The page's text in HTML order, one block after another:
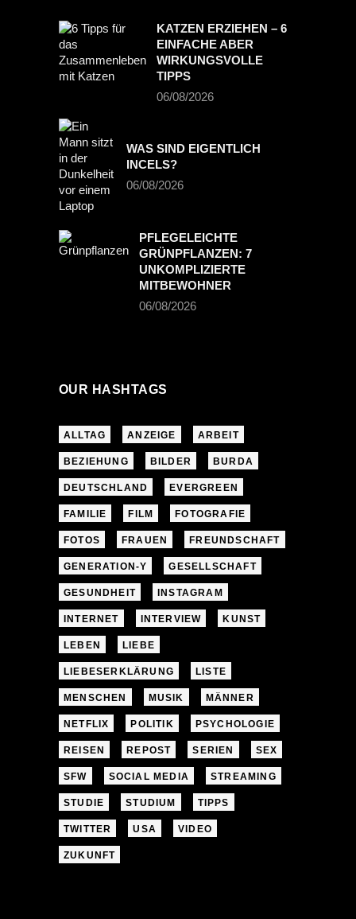
KATZEN ERZIEHEN – 6
EINFACHE ABER
WIRKUNGSVOLLE
TIPPS
06/08/2026
WAS SIND EIGENTLICH
INCELS?
06/08/2026
PFLEGELEICHTE
GRÜNPFLANZEN: 7
UNKOMPLIZIERTE
MITBEWOHNER
06/08/2026
OUR HASHTAGS
ALLTAG ANZEIGE ARBEIT
BEZIEHUNG BILDER BURDA
DEUTSCHLAND EVERGREEN
FAMILIE FILM FOTOGRAFIE
FOTOS FRAUEN FREUNDSCHAFT
GENERATION-Y GESELLSCHAFT
GESUNDHEIT INSTAGRAM
INTERNET INTERVIEW KUNST
LEBEN LIEBE
LIEBESERKLÄRUNG LISTE
MENSCHEN MUSIK MÄNNER
NETFLIX POLITIK PSYCHOLOGIE
REISEN REPOST SERIEN SEX
SFW SOCIAL MEDIA STREAMING
STUDIE STUDIUM TIPPS
TWITTER USA VIDEO
ZUKUNFT